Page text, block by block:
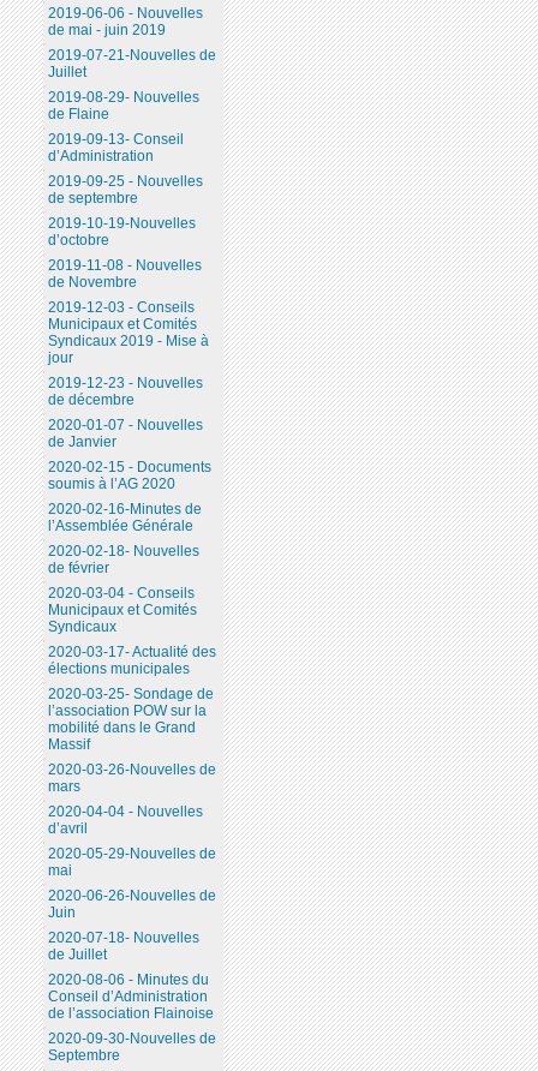
2019-06-06 - Nouvelles
de mai - juin 2019
2019-07-21-Nouvelles de
Juillet
2019-08-29- Nouvelles
de Flaine
2019-09-13- Conseil
d’Administration
2019-09-25 - Nouvelles
de septembre
2019-10-19-Nouvelles
d’octobre
2019-11-08 - Nouvelles
de Novembre
2019-12-03 - Conseils
Municipaux et Comités
Syndicaux 2019 - Mise à
jour
2019-12-23 - Nouvelles
de décembre
2020-01-07 - Nouvelles
de Janvier
2020-02-15 - Documents
soumis à l’AG 2020
2020-02-16-Minutes de
l’Assemblée Générale
2020-02-18- Nouvelles
de février
2020-03-04 - Conseils
Municipaux et Comités
Syndicaux
2020-03-17- Actualité des
élections municipales
2020-03-25- Sondage de
l’association POW sur la
mobilité dans le Grand
Massif
2020-03-26-Nouvelles de
mars
2020-04-04 - Nouvelles
d’avril
2020-05-29-Nouvelles de
mai
2020-06-26-Nouvelles de
Juin
2020-07-18- Nouvelles
de Juillet
2020-08-06 - Minutes du
Conseil d’Administration
de l’association Flainoise
2020-09-30-Nouvelles de
Septembre